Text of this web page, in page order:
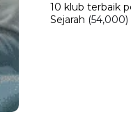
10 klub terbaik
Sejarah (54,000)